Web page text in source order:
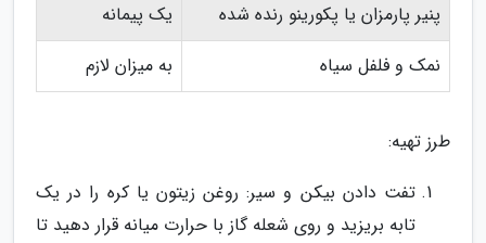
پنیر پارمزان یا پکورینو رنده شده
یک پیمانه
نمک و فلفل سیاه
به میزان لازم
طرز تهیه:
تفت دادن بیکن و سیر: روغن زیتون یا کره را در یک
تابه بریزید و روی شعله گاز با حرارت میانه قرار دهید تا